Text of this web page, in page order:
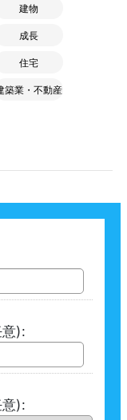
建物
成長
住宅
築業・不動産
):
):